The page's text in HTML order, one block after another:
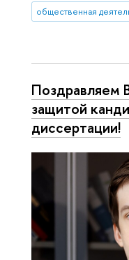
общественная
Поздравляем
защитой
диссертации!